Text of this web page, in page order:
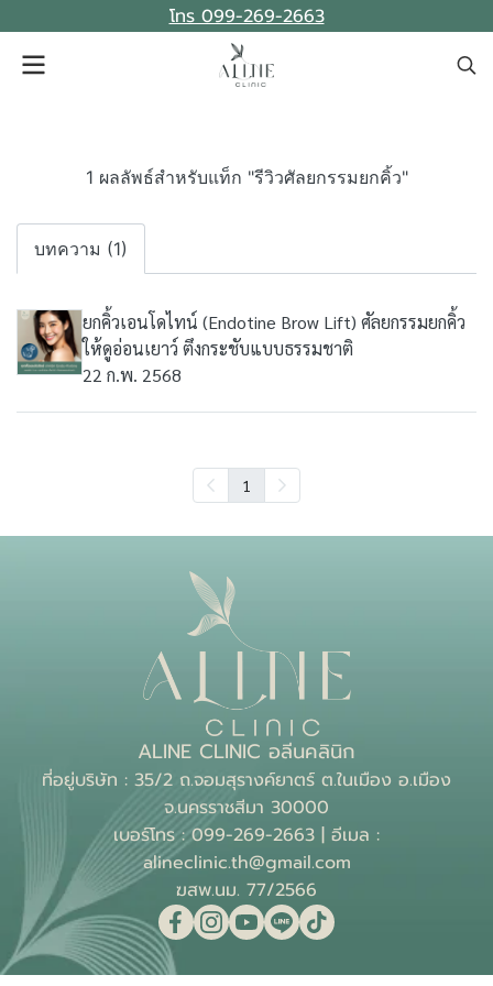
โทร 099-269-2663
1 ผลลัพธ์สำหรับแท็ก "รีวิวศัลยกรรมยกคิ้ว"
บทความ (1)
ยกคิ้วเอนโดไทน์ (Endotine Brow Lift) ศัลยกรรมยกคิ้ว
ให้ดูอ่อนเยาว์ ตึงกระชับแบบธรรมชาติ
22 ก.พ. 2568
1
ALINE CLINIC อลีนคลินิก
ที่อยู่บริษัท : 35/2 ถ.จอมสุรางค์ยาตร์ ต.ในเมือง อ.เมือง
จ.นครราชสีมา 30000
เบอร์โทร : 099-269-2663 | อีเมล :
alineclinic.th@gmail.com
ฆสพ.นม. 77/2566